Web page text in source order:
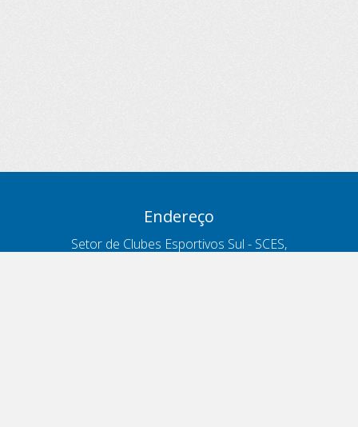
Endereço
Setor de Clubes Esportivos Sul - SCES,